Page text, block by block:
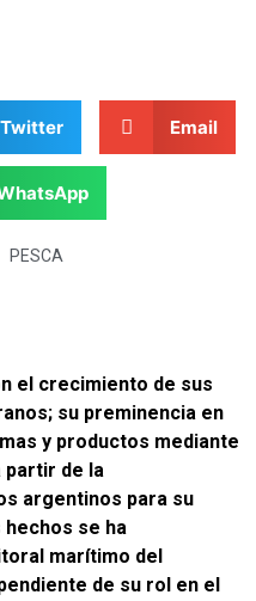
Twitter Email
PESCA
el crecimiento de sus
su preminencia en
y productos mediante
partir de la
argentinos para su
se ha
marítimo del
de su rol en el